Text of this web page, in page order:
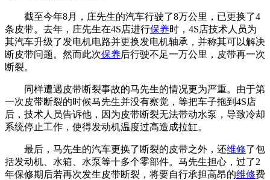
截至今年8月，庄先生的汽车行驶了8万公里，已更换了4
条皮带。去年，庄先生在4S店进行保养时，4S店技术人员为
其汽车升级了发电机电路并更换发电机轴承，并称其可以解决
断皮带问题。然而此次保养后行驶不足一万公里，皮带再一次
断裂。
同样遭遇皮带断裂事故的马先生的情况更为严重。由于第
一次皮带断裂的时候马先生并没有察觉，等把车子拖到4S店
后，技术人员告诉他，因为皮带断裂无法带动水泵，导致冷却
系统停止工作，使得发动机温度过高造成拉缸。
最后，马先生的汽车更换了断裂的皮带之外，还维修了包
括发动机、水箱、水泵等十多个零部件。马先生担心，过了2
年保修期后若再次发生皮带断裂，将要自行承担高昂的维修费